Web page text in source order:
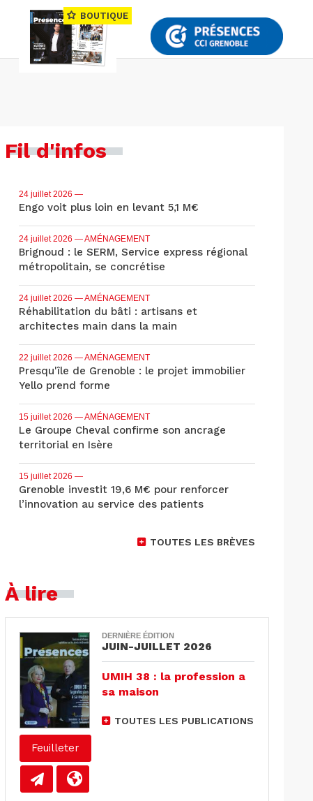
BOUTIQUE
Fil d'infos
24 juillet 2026 —
Engo voit plus loin en levant 5,1 M€
24 juillet 2026 — AMÉNAGEMENT
Brignoud : le SERM, Service express régional
métropolitain, se concrétise
24 juillet 2026 — AMÉNAGEMENT
Réhabilitation du bâti : artisans et
architectes main dans la main
22 juillet 2026 — AMÉNAGEMENT
Presqu'île de Grenoble : le projet immobilier
Yello prend forme
15 juillet 2026 — AMÉNAGEMENT
Le Groupe Cheval confirme son ancrage
territorial en Isère
15 juillet 2026 —
Grenoble investit 19,6 M€ pour renforcer
l’innovation au service des patients
TOUTES LES BRÈVES
À lire
Feuilleter
DERNIÈRE ÉDITION
JUIN-JUILLET 2026
UMIH 38 : la profession a
sa maison
TOUTES LES PUBLICATIONS